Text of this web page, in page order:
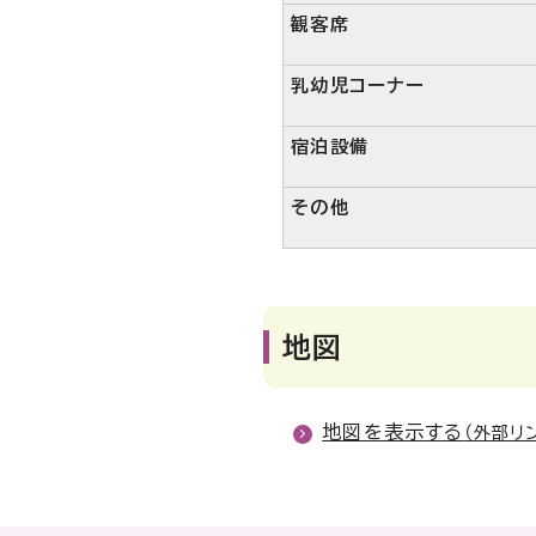
観客席
乳幼児コーナー
宿泊設備
その他
地図
地図を表示する （外部リ